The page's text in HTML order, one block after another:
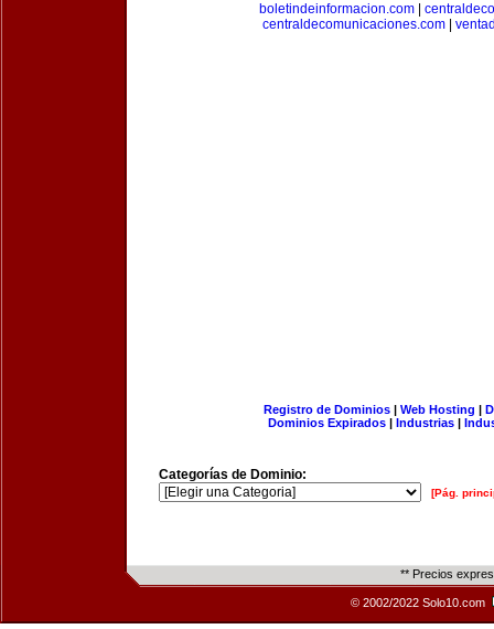
boletindeinformacion.com|
centraldecomunicaciones.com|
Registro de Dominios| Web Hosting |
Dominios Expirados | Industrias |
Categorías de Dominio:
[Pág.
** Precios
© 2002/2022 Solo10.com